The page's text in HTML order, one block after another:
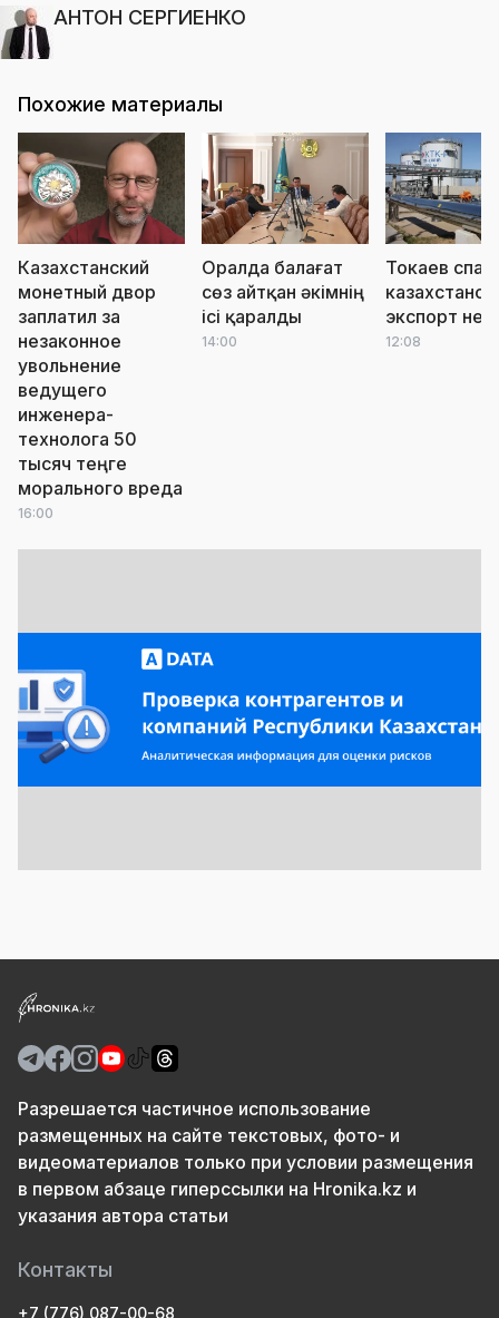
АНТОН СЕРГИЕНКО
Похожие материалы
Казахстанский
монетный двор
заплатил за
незаконное
увольнение
ведущего
инженера-
технолога 50
тысяч теңге
морального вреда
16:00
Оралда балағат
сөз айтқан әкімнің
ісі қаралды
14:00
Токаев спас
экспорт
12:08
Разрешается частичное использование
размещенных на сайте текстовых, фото- и
видеоматериалов только при условии размещения
в первом абзаце гиперссылки на Hronika.kz и
указания автора статьи
Контакты
+7 (776) 087-00-68